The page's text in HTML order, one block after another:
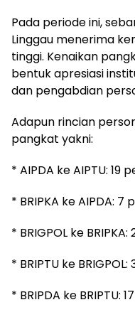
Pada periode ini,
Linggau menerima
tinggi. Kenaikan
bentuk apresiasi
dan pengabdian
Adapun rincian
pangkat yakni:
* AIPDA ke AIPTU: 19
* BRIPKA ke AIPDA: 7
* BRIGPOL ke
* BRIPTU ke
* BRIPDA ke BRIPTU: